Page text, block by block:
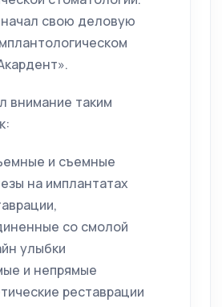
свою деловую
внимание таким
и съемные
на имплантатах
со смолой
улыбки
и непрямые
реставрации